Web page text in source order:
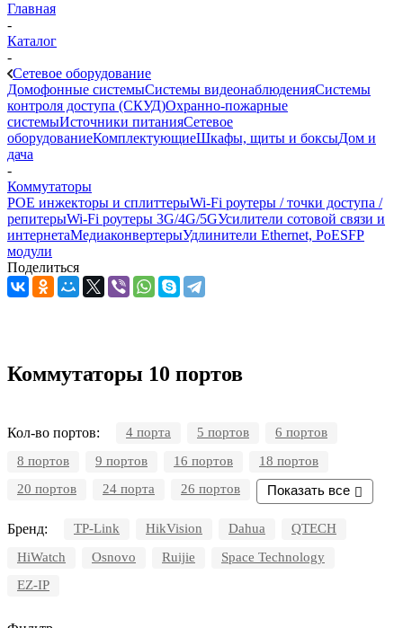
Главная
-
Каталог
-
Сетевое оборудование
Домофонные системыСистемы видеонаблюденияСистемы
контроля доступа (СКУД)Охранно-пожарные
системыИсточники питанияСетевое
оборудованиеКомплектующиеШкафы, щиты и боксыДом и
дача
-
Коммутаторы
POE инжекторы и сплиттерыWi-Fi роутеры / точки доступа /
репитерыWi-Fi роутеры 3G/4G/5GУсилители сотовой связи и
интернетаМедиаконвертерыУдлинители Ethernet, PoESFP
модули
Поделиться
Коммутаторы 10 портов
Кол-во портов: 4 порта 5 портов
6 портов
8 портов
9 портов 16 портов
18 портов
20 портов
24 порта 26 портов Показать все
Бренд: TP-Link HikVision Dahua
QTECH
HiWatch
Osnovo Ruijie
Space Technology
EZ-IP